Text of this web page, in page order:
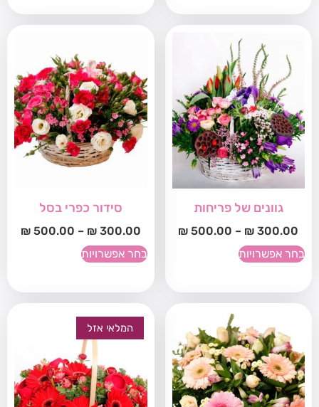
גוונים של פריחות
₪ 300.00
–
₪ 500.00
בחר אפשרויות
סידור כפרי בסל
₪300.00
–
₪500.00
בחר אפשרויות
המלאי אזל